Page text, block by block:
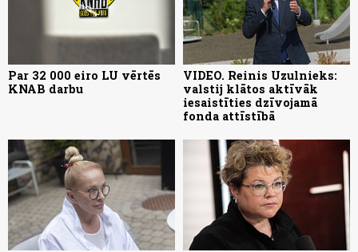
Par 32 000 eiro LU vērtēs
KNAB darbu
VIDEO. Reinis Uzulnieks:
valstij klātos aktīvāk
iesaistīties dzīvojamā
fonda attīstībā